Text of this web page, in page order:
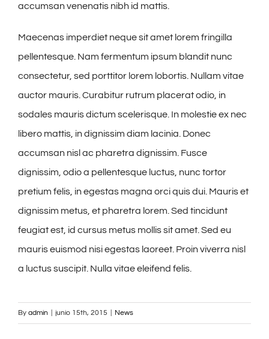
accumsan venenatis nibh id mattis.
Maecenas imperdiet neque sit amet lorem fringilla
pellentesque. Nam fermentum ipsum blandit nunc
consectetur, sed porttitor lorem lobortis. Nullam vitae
auctor mauris. Curabitur rutrum placerat odio, in
sodales mauris dictum scelerisque. In molestie ex nec
libero mattis, in dignissim diam lacinia. Donec
accumsan nisl ac pharetra dignissim. Fusce
dignissim, odio a pellentesque luctus, nunc tortor
pretium felis, in egestas magna orci quis dui. Mauris et
dignissim metus, et pharetra lorem. Sed tincidunt
feugiat est, id cursus metus mollis sit amet. Sed eu
mauris euismod nisi egestas laoreet. Proin viverra nisl
a luctus suscipit. Nulla vitae eleifend felis.
By admin junio 15th, 2015 News